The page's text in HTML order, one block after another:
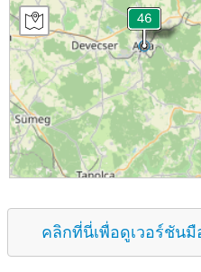
คลิกที่นี่เพื่อดูเวอร์ชัน